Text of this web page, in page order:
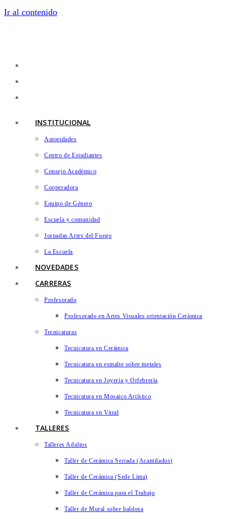
Ir al contenido
INSTITUCIONAL
Autoridades
Centro de Estudiantes
Consejo Académico
Cooperadora
Equipo de Género
Escuela y comunidad
Jornadas Artes del Fuego
La Escuela
NOVEDADES
CARRERAS
Profesorado
Profesorado en Artes Visuales orientación Cerámica
Tecnicaturas
Tecnicatura en Cerámica
Tecnicatura en esmalte sobre metales
Tecnicatura en Joyería y Orfebrería
Tecnicatura en Mosaico Artístico
Tecnicatura en Vitral
TALLERES
Talleres Adultos
Taller de Cerámica Seriada (Acantilados)
Taller de Cerámica (Sede Lima)
Taller de Cerámica para el Trabajo
Taller de Mural sobre baldosa